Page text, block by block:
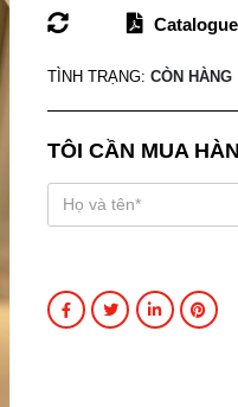
Catalogue
TÌNH TRẠNG: CÒN HÀNG
TÔI CẦN MUA